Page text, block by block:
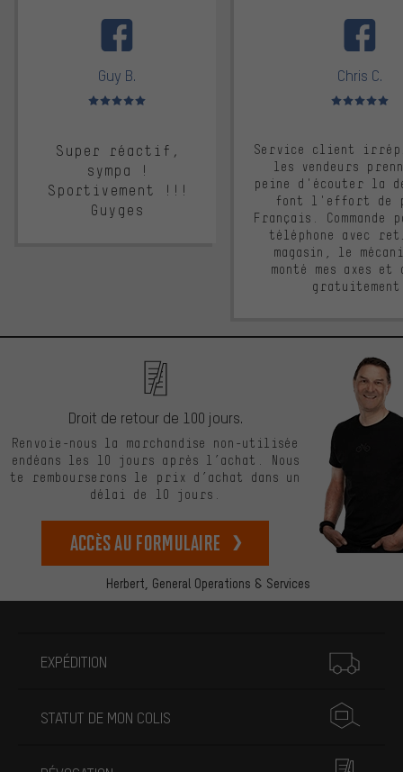
Guy B.
Note moyenne : 5 sur 5
Super réactif,
sympa !
Sportivement !!!
Guyges
Chris C.
Note moyenne :
Service client
les vendeurs
peine d'écouter la
font l'effort de
Français. Commande
téléphone avec
magasin, le
monté mes axes et
Herbert, General Operations & Services
Droit de retour de 100 jours.
Renvoie-nous la marchandise non-utilisée
endéans les 10 jours après l’achat. Nous
te rembourserons le prix d’achat dans un
délai de 10 jours.
Accès au formulaire
EXPÉDITION
STATUT DE MON COLIS